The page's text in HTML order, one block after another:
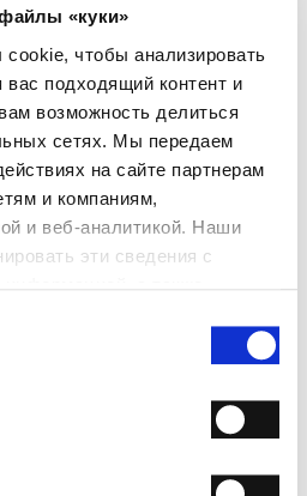
«куки»
чтобы анализировать
подходящий контент и
возможность делиться
сетях. Мы передаем
на сайте партнерам
и компаниям,
и веб-аналитикой. Наши
эти сведения с